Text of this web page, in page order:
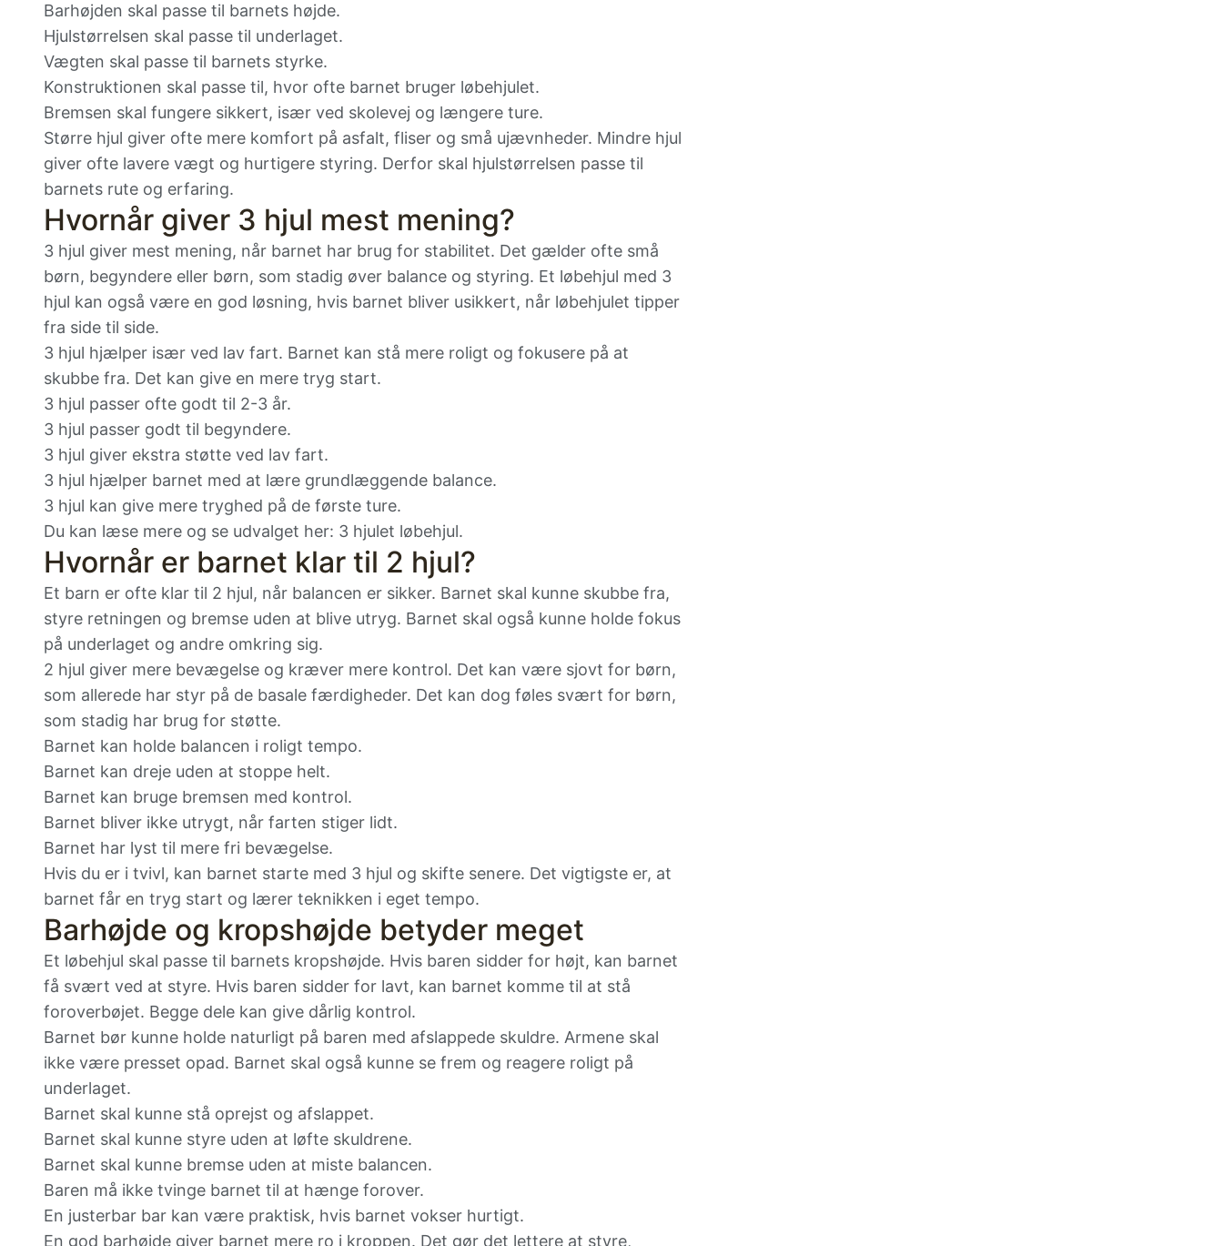
Barhøjden skal passe til barnets højde.
Hjulstørrelsen skal passe til underlaget.
Vægten skal passe til barnets styrke.
Konstruktionen skal passe til, hvor ofte barnet bruger løbehjulet.
Bremsen skal fungere sikkert, især ved skolevej og længere ture.
Større hjul giver ofte mere komfort på asfalt, fliser og små ujævnheder. Mindre hjul
giver ofte lavere vægt og hurtigere styring. Derfor skal hjulstørrelsen passe til
barnets rute og erfaring.
Hvornår giver 3 hjul mest mening?
3 hjul giver mest mening, når barnet har brug for stabilitet. Det gælder ofte små
børn, begyndere eller børn, som stadig øver balance og styring. Et løbehjul med 3
hjul kan også være en god løsning, hvis barnet bliver usikkert, når løbehjulet tipper
fra side til side.
3 hjul hjælper især ved lav fart. Barnet kan stå mere roligt og fokusere på at
skubbe fra. Det kan give en mere tryg start.
3 hjul passer ofte godt til 2-3 år.
3 hjul passer godt til begyndere.
3 hjul giver ekstra støtte ved lav fart.
3 hjul hjælper barnet med at lære grundlæggende balance.
3 hjul kan give mere tryghed på de første ture.
Du kan læse mere og se udvalget her: 3 hjulet løbehjul.
Hvornår er barnet klar til 2 hjul?
Et barn er ofte klar til 2 hjul, når balancen er sikker. Barnet skal kunne skubbe fra,
styre retningen og bremse uden at blive utryg. Barnet skal også kunne holde fokus
på underlaget og andre omkring sig.
2 hjul giver mere bevægelse og kræver mere kontrol. Det kan være sjovt for børn,
som allerede har styr på de basale færdigheder. Det kan dog føles svært for børn,
som stadig har brug for støtte.
Barnet kan holde balancen i roligt tempo.
Barnet kan dreje uden at stoppe helt.
Barnet kan bruge bremsen med kontrol.
Barnet bliver ikke utrygt, når farten stiger lidt.
Barnet har lyst til mere fri bevægelse.
Hvis du er i tvivl, kan barnet starte med 3 hjul og skifte senere. Det vigtigste er, at
barnet får en tryg start og lærer teknikken i eget tempo.
Barhøjde og kropshøjde betyder meget
Et løbehjul skal passe til barnets kropshøjde. Hvis baren sidder for højt, kan barnet
få svært ved at styre. Hvis baren sidder for lavt, kan barnet komme til at stå
foroverbøjet. Begge dele kan give dårlig kontrol.
Barnet bør kunne holde naturligt på baren med afslappede skuldre. Armene skal
ikke være presset opad. Barnet skal også kunne se frem og reagere roligt på
underlaget.
Barnet skal kunne stå oprejst og afslappet.
Barnet skal kunne styre uden at løfte skuldrene.
Barnet skal kunne bremse uden at miste balancen.
Baren må ikke tvinge barnet til at hænge forover.
En justerbar bar kan være praktisk, hvis barnet vokser hurtigt.
En god barhøjde giver barnet mere ro i kroppen. Det gør det lettere at styre,